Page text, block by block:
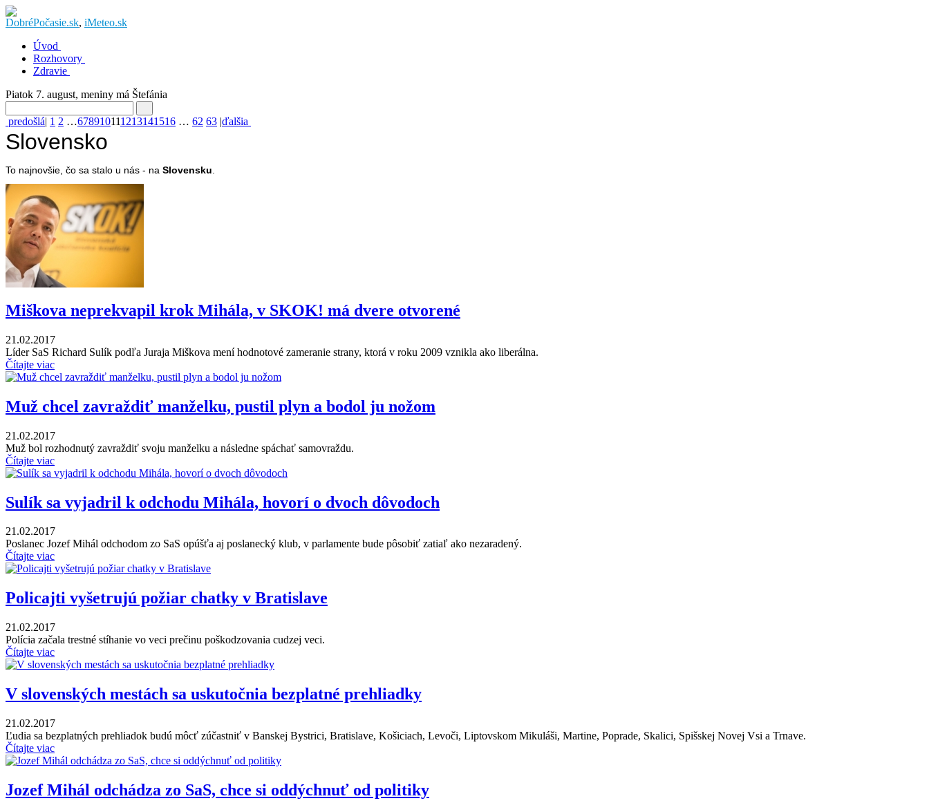
DobréPočasie.sk, iMeteo.sk
Úvod
Rozhovory
Zdravie
Piatok 7. august, meniny má Štefánia
predošlá| 1 2 …678910111213141516 … 62 63 |ďalšia
Slovensko
To najnovšie, čo sa stalo u nás - na Slovensku
Miškova neprekvapil krok Mihála, v SKOK! má dvere otvorené
21.02.2017
Líder SaS Richard Sulík podľa Juraja Miškova mení hodnotové zameranie strany, ktorá v roku 2009 vznikla ako liberálna.
Čítajte viac
Muž chcel zavraždiť manželku, pustil plyn a bodol ju nožom
21.02.2017
Muž bol rozhodnutý zavraždiť svoju manželku a následne spáchať samovraždu.
Čítajte viac
Sulík sa vyjadril k odchodu Mihála, hovorí o dvoch dôvodoch
21.02.2017
Poslanec Jozef Mihál odchodom zo SaS opúšťa aj poslanecký klub, v parlamente bude pôsobiť zatiaľ ako nezaradený.
Čítajte viac
Policajti vyšetrujú požiar chatky v Bratislave
21.02.2017
Polícia začala trestné stíhanie vo veci prečinu poškodzovania cudzej veci.
Čítajte viac
V slovenských mestách sa uskutočnia bezplatné prehliadky
21.02.2017
Ľudia sa bezplatných prehliadok budú môcť zúčastniť v Banskej Bystrici, Bratislave, Košiciach, Levoči, Liptovskom Mikuláši, Martine, Poprade, Skalici, Spišskej Novej Vsi a Trnave.
Čítajte viac
Jozef Mihál odchádza zo SaS, chce si oddýchnuť od politiky